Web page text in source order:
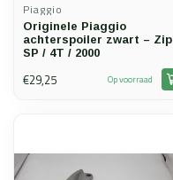
Piaggio
Originele Piaggio
achterspoiler zwart – Zip
SP / 4T / 2000
€29,25 Op voorraad